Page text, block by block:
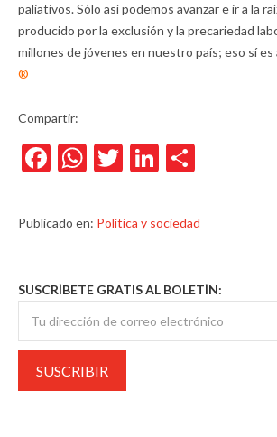
paliativos. Sólo así podemos avanzar e ir a la
producido por la exclusión y la precariedad
millones de jóvenes en nuestro país; eso sí es
®
Compartir:
Facebook
WhatsApp
TwitterLinkedIn
Publicado en: Política y sociedad
SUSCRÍBETE GRATIS AL BOLETÍN: